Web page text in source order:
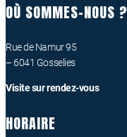
OÙ SOMMES-NOUS ?
Rue de Namur 95
– 6041 Gosselies
Visite sur rendez-vous
HORAIRE